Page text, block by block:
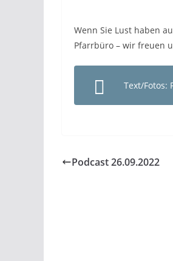
Wenn Sie Lust haben
Pfarrbüro – wir freuen
Text/Fotos:
Podcast 26.09.2022